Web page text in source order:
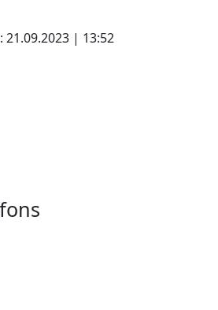
| 13:52